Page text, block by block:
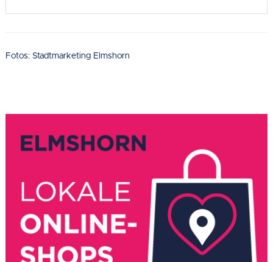
Fotos: Stadtmarketing Elmshorn